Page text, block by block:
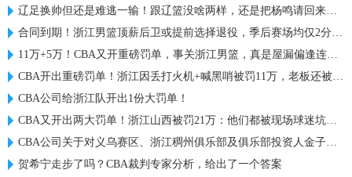
辽足换帅但还是难逃一输！跟辽篮没啥两样，还是把杨鸣请回来吧？
合同到期！浙江男篮顶薪后卫或提前选择退役，季后赛场均仅2分3板
11万+5万！CBA又开重磅罚单，事关浙江男篮，真是屋漏偏逢连夜雨
CBA开出重磅罚单！浙江因丢打火机+喊黑哨被罚11万，老板还被禁赛
CBA公司给浙江队开出1份大罚单！
CBA又开出两大罚单！浙江山西被罚21万：他们都被现场球迷坑惨了
CBA公司关于对义乌赛区、浙江稠州俱乐部及俱乐部投资人金子军处罚的函
贺希宁走步了吗？CBA裁判专家分析，给出了一个答案